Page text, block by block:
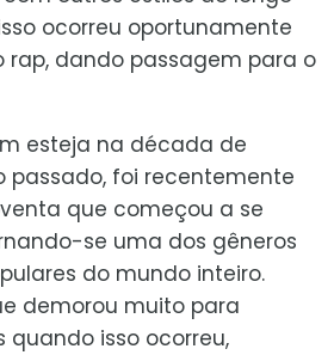
ocorreu oportunamente
rap, dando passagem para o
esteja na década de
passado, foi recentemente
que começou a se
se uma dos gêneros
do mundo inteiro.
demorou muito para
quando isso ocorreu,